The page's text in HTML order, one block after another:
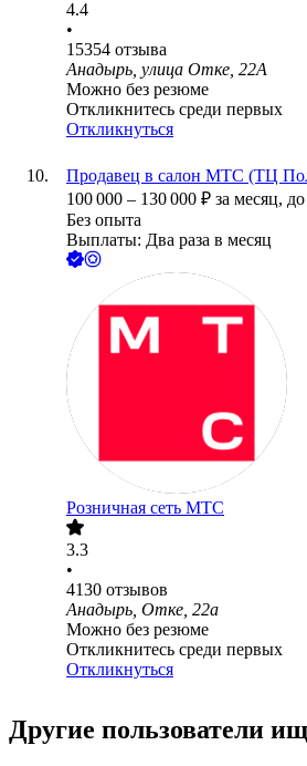
4.4
•
15354 отзыва
Анадырь, улица Отке, 22А
Можно без резюме
Откликнитесь среди первых
Откликнуться
Продавец в салон МТС (ТЦ
100 000 – 130 000 ₽ за месяц,
Без опыта
Выплаты: Два раза в месяц
Розничная сеть МТС
3.3
•
4130 отзывов
Анадырь, Отке, 22а
Можно без резюме
Откликнитесь среди первых
Откликнуться
Другие пользователи